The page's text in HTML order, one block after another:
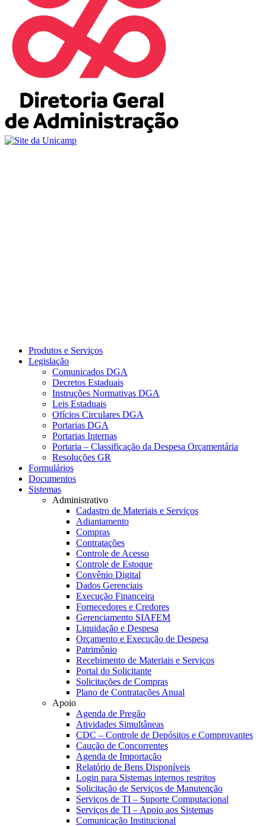
Produtos e Serviços
Legislação
Comunicados DGA
Decretos Estaduais
Instruções Normativas DGA
Leis Estaduais
Ofícios Circulares DGA
Portarias DGA
Portarias Internas
Portaria – Classificação da Despesa Orçamentária
Resoluções GR
Formulários
Documentos
Sistemas
Administrativo
Cadastro de Materiais e Serviços
Adiantamento
Compras
Contratações
Controle de Acesso
Controle de Estoque
Convênio Digital
Dados Gerenciais
Execução Financeira
Fornecedores e Credores
Gerenciamento SIAFEM
Liquidação e Despesa
Orçamento e Execução de Despesa
Patrimônio
Recebimento de Materiais e Serviços
Portal do Solicitante
Solicitações de Compras
Plano de Contratações Anual
Apoio
Agenda de Pregão
Atividades Simultâneas
CDC – Controle de Depósitos e Comprovantes
Caução de Concorrentes
Agenda de Importação
Relatório de Bens Disponíveis
Login para Sistemas internos restritos
Solicitação de Serviços de Manutenção
Serviços de TI – Suporte Computacional
Serviços de TI – Apoio aos Sistemas
Comunicação Institucional